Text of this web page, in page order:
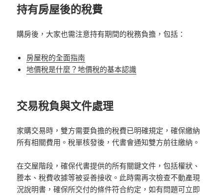
持有房屋後的稅費
購房後，大家也需注意持有期間的稅務負擔，包括：
房屋稅的全面指南
地價稅是什麼？地價稅的基本認識
交易稅負與文件處理
家購交易時，雙方需要負擔的稅費已明確規定，確保繳納
所有相關費用。稅單核發後，代書會通知雙方前往繳納。
在交屋階段，確保代書提供的所有關鍵文件，包括權狀、
謄本、稅費收據等被妥善接收。此時需再次檢查不動產現
況說明書，確保所交付的條件符合約定，如有問題可立即